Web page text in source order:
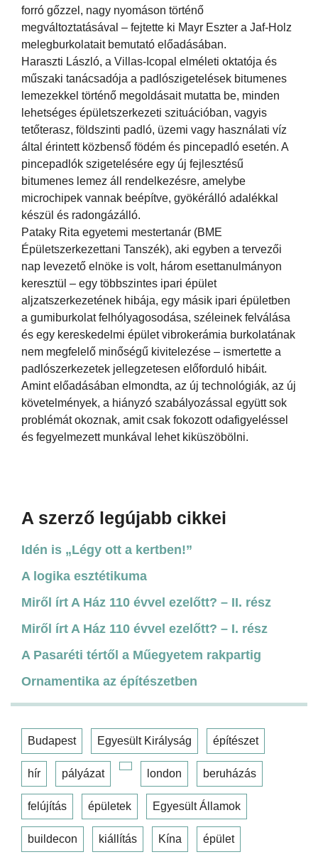
forró gőzzel, nagy nyomáson történő
megváltoztatásával – fejtette ki Mayr Eszter a Jaf-Holz
melegburkolatait bemutató előadásában.
Haraszti László, a Villas-Icopal elméleti oktatója és
műszaki tanácsadója a padlószigetelések bitumenes
lemezekkel történő megoldásait mutatta be, minden
lehetséges épületszerkezeti szituációban, vagyis
tetőterasz, földszinti padló, üzemi vagy használati víz
által érintett közbenső födém és pincepadló esetén. A
pincepadlók szigetelésére egy új fejlesztésű
bitumenes lemez áll rendelkezésre, amelybe
microchipek vannak beépítve, gyökérálló adalékkal
készül és radongázálló.
Pataky Rita egyetemi mestertanár (BME
Épületszerkezettani Tanszék), aki egyben a tervezői
nap levezető elnöke is volt, három esettanulmányon
keresztül – egy többszintes ipari épület
aljzatszerkezetének hibája, egy másik ipari épületben
a gumiburkolat felhólyagosodása, széleinek felválása
és egy kereskedelmi épület vibrokerámia burkolatának
nem megfelelő minőségű kivitelezése – ismertette a
padlószerkezetek jellegzetesen előforduló hibáit.
Amint előadásában elmondta, az új technológiák, az új
követelmények, a hiányzó szabályozással együtt sok
problémát okoznak, amit csak fokozott odafigyeléssel
és fegyelmezett munkával lehet kiküszöbölni.
A szerző legújabb cikkei
Idén is „Légy ott a kertben!”
A logika esztétikuma
Miről írt A Ház 110 évvel ezelőtt? – II. rész
Miről írt A Ház 110 évvel ezelőtt? – I. rész
A Pasaréti tértől a Műegyetem rakpartig
Ornamentika az építészetben
Budapest Egyesült Királyság építészet
hír pályázat london beruházás
felújítás épületek Egyesült Államok
buildecon kiállítás Kína épület